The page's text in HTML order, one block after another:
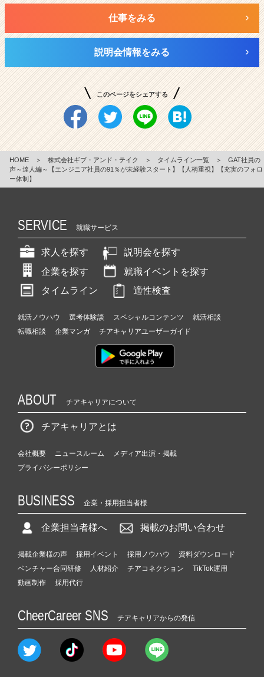
仕事をみる
説明会情報をみる
このページをシェアする
HOME ＞ 株式会社ギブ・アンド・テイク ＞ タイムライン一覧 ＞
GAT社員の
声～達人編～【エンジニア社員の91％が未経験スタート】【人柄重視】【充実のフォロ
ー体制】
SERVICE 就職サービス
求人を探す
説明会を探す
企業を探す
就職イベントを探す
タイムライン
適性検査
就活ノウハウ 選考体験談 スペシャルコンテンツ
就活相談
転職相談
企業マンガ チアキャリアユーザーガイド
ABOUT チアキャリアについて
チアキャリアとは
会社概要 ニュースルーム
メディア出演・掲載
プライバシーポリシー
BUSINESS 企業・採用担当者様
企業担当者様へ 掲載のお問い合わせ
掲載企業様の声 採用イベント 採用ノウハウ
資料ダウンロード
ベンチャー合同研修
人材紹介 チアコネクション
TikTok運用
動画制作
採用代行
CheerCareer SNS チアキャリアからの発信